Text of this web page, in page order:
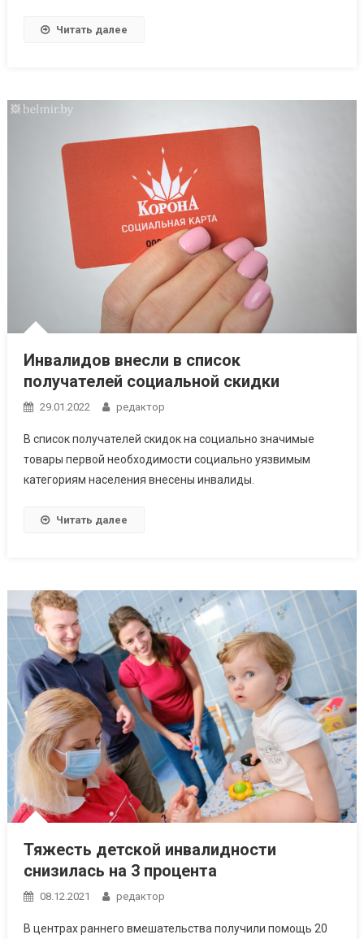
Читать далее
Инвалидов внесли в список
получателей социальной скидки
29.01.2022 редактор
В список получателей скидок на социально значимые
товары первой необходимости социально уязвимым
категориям населения внесены инвалиды.
Читать далее
Тяжесть детской инвалидности
снизилась на 3 процента
08.12.2021 редактор
В центрах раннего вмешательства получили помощь 20